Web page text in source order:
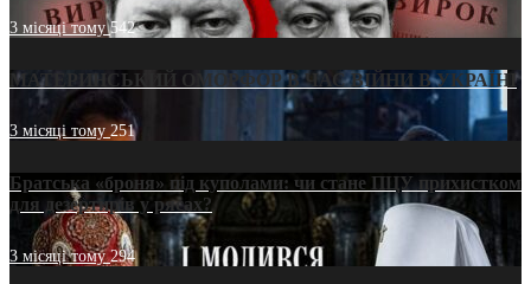
3 місяці тому542
МАТЕРИНСЬКИЙ ОМОРФОР В ЧАС ВІЙНИ В УКРАЇНІ
3 місяці тому251
Братська «броня» під куполами: чи стане ПЦУ прихистком
для дезертирів у рясах?
3 місяці тому294